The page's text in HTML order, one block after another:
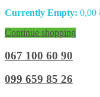
Currently Empty: 0,00
Continue shopping
067 100 60 90
099 659 85 26